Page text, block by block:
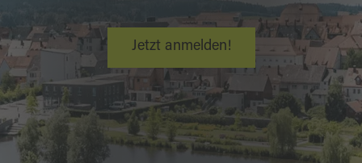
Jetzt anmelden!